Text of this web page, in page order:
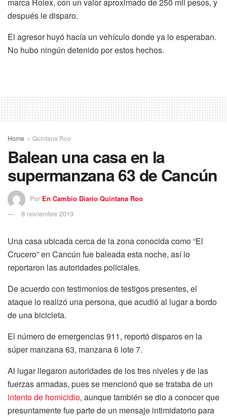
marca Rolex, con un valor aproximado de 250 mil pesos, y
después le disparo.
El agresor huyó hacía un vehículo donde ya lo esperaban.
No hubo ningún detenido por estos hechos.
Home Quintana Roo
Balean una casa en la
supermanzana 63 de Cancún
Por En Cambio Diario Quintana Roo
8 noviembre 2019
Una casa ubicada cerca de la zona conocida como “El
Crucero” en Cancún fue baleada esta noche, así lo
reportaron las autoridades policiales.
De acuerdo con testimonios de testigos presentes, el
ataque lo realizó una persona, que acudió al lugar a bordo
de una bicicleta.
El número de emergencias 911, reportó disparos en la
súper manzana 63, manzana 6 lote 7.
Al lugar llegaron autoridades de los tres niveles y de las
fuerzas armadas, pues se mencionó que se trataba de un
intento de homicidio, aunque también se dio a conocer que
presuntamente fue parte de un mensaje intimidatorio para